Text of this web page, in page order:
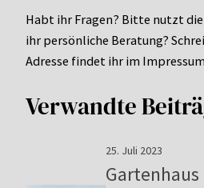
Habt ihr Fragen? Bitte nutzt
ihr persönliche Beratung?
Adresse findet ihr im
Verwandte
25. Juli 2023
Gartenhaus